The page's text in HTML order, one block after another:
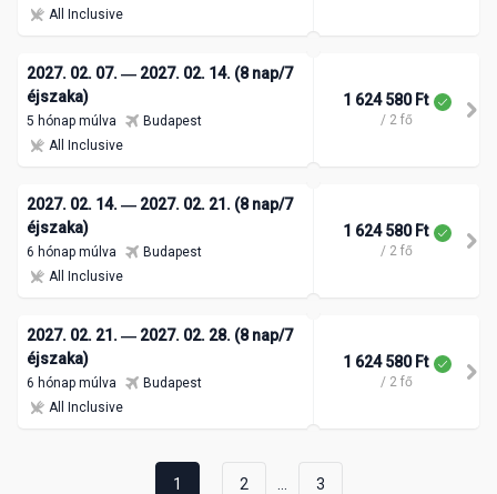
All Inclusive
2027. 02. 07. ― 2027. 02. 14. (8 nap/7
éjszaka)
5 hónap múlva
Budapest
All Inclusive
1 624 580 Ft
/ 2 fő
2027. 02. 14. ― 2027. 02. 21. (8 nap/7
éjszaka)
6 hónap múlva
Budapest
All Inclusive
1 624 580 Ft
/ 2 fő
2027. 02. 21. ― 2027. 02. 28. (8 nap/7
éjszaka)
6 hónap múlva
Budapest
All Inclusive
1 624 580 Ft
/ 2 fő
1 2 3